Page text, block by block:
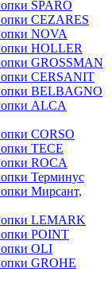
SPARO
CEZARES
NOVA
HOLLER
GROSSMAN
CERSANIT
BELBAGNO
ALCA
CORSO
TECE
ROCA
Терминус
Мирсант,
LEMARK
POINT
OLI
GROHE